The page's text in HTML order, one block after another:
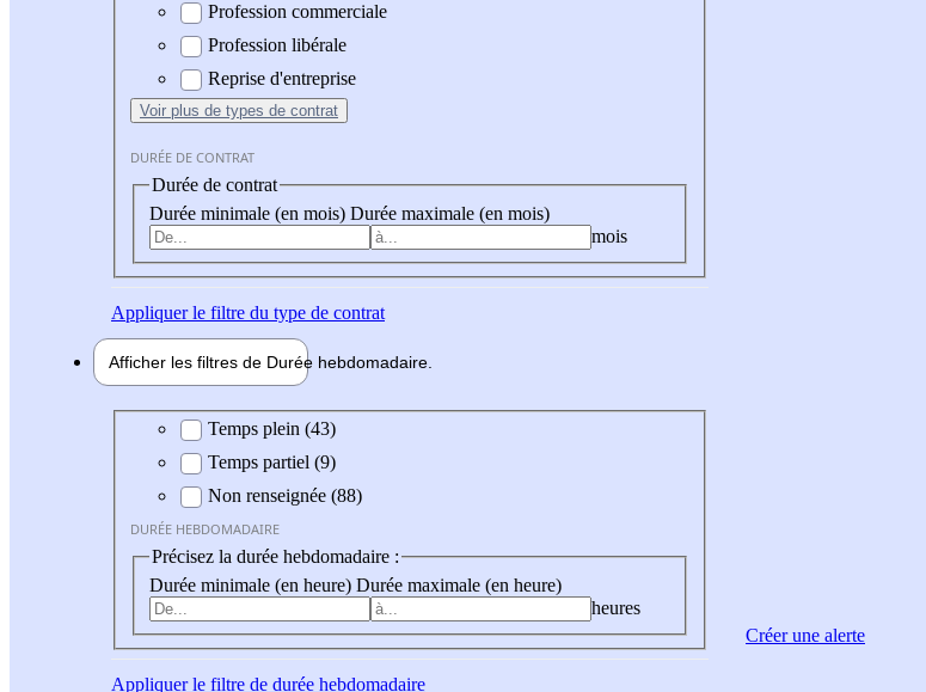
Profession commerciale
Profession libérale
Reprise d'entreprise
Voir plus de types de contrat
DURÉE DE CONTRAT
Durée de contrat
Durée minimale (en mois) Durée maximale (en mois)
mois
Appliquerle filtre du type de contrat
Afficher les filtres de Durée hebdomadaire
Durée hebdomadaire
Temps plein (43)
Temps partiel (9)
Non renseignée (88)
DURÉE HEBDOMADAIRE
Précisez la durée hebdomadaire :
Durée minimale (en heure) Durée maximale (en heure)
heures
Appliquerle filtre de durée hebdomadaire
Créer une alerte